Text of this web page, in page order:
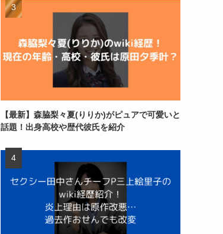
【最新】森脇梨々夏(りりか)がピュアで可愛いと
話題！出身高校や歴代彼氏を紹介